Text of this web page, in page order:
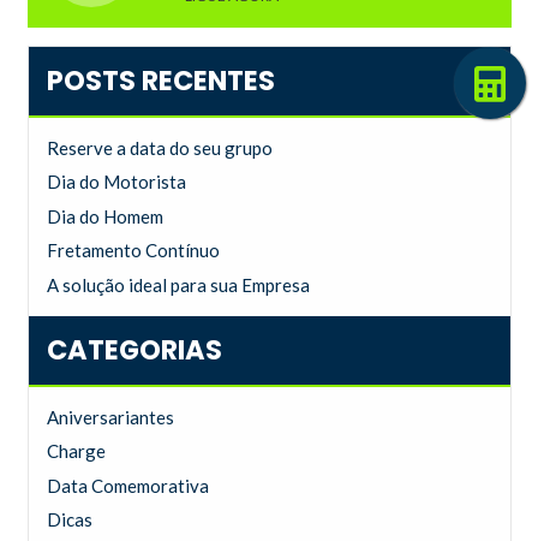
POSTS RECENTES
Reserve a data do seu grupo
Dia do Motorista
Dia do Homem
Fretamento Contínuo
A solução ideal para sua Empresa
CATEGORIAS
Aniversariantes
Charge
Data Comemorativa
Dicas